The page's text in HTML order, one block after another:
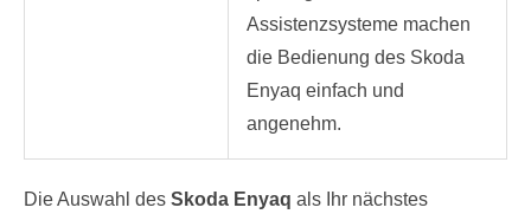
Assistenzsysteme machen
die Bedienung des Skoda
Enyaq einfach und
angenehm.
Die Auswahl des Skoda Enyaq als Ihr nächstes